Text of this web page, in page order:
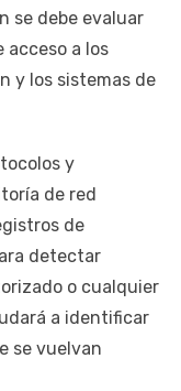
se debe evaluar
acceso a los
y los sistemas de
y
de red
de
detectar
o cualquier
a identificar
se vuelvan